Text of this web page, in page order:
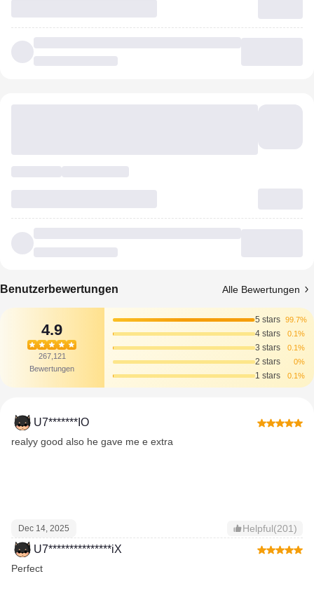
Benutzerbewertungen Alle Bewertungen
4.9
267,121
Bewertungen
5 stars 99.7%
4 stars 0.1%
3 stars 0.1%
2 stars 0%
1 stars 0.1%
U7*******IO
realyy good also he gave me e extra
Dec 14, 2025 Helpful(201)
U7***************iX
Perfect